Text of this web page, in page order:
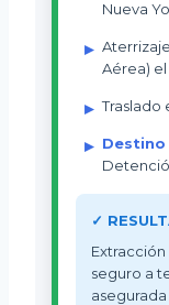
Nueva
Aérea)
Traslado
Destino
✓
seguro a